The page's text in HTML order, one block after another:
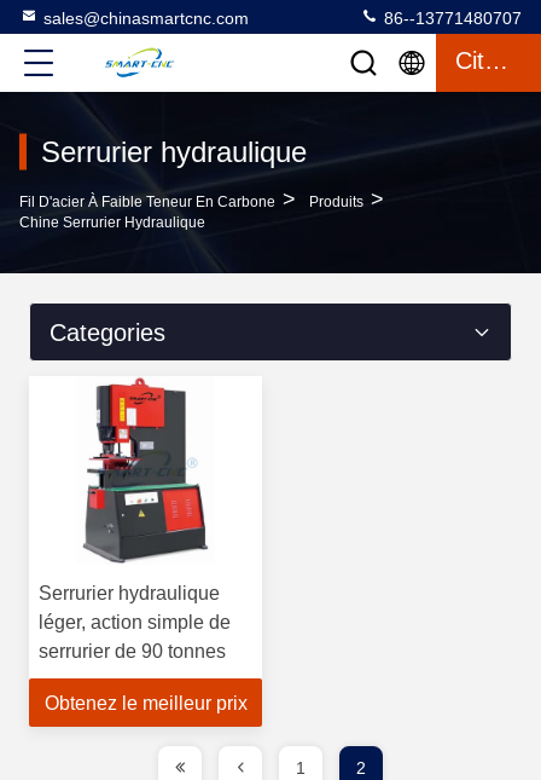
sales@chinasmartcnc.com 86--13771480707
Citation
Serrurier hydraulique
Fil D'acier À Faible Teneur En Carbone > Produits >
Chine Serrurier Hydraulique
Categories
Serrurier hydraulique
léger, action simple de
serrurier de 90 tonnes
Obtenez le meilleur prix
1 2